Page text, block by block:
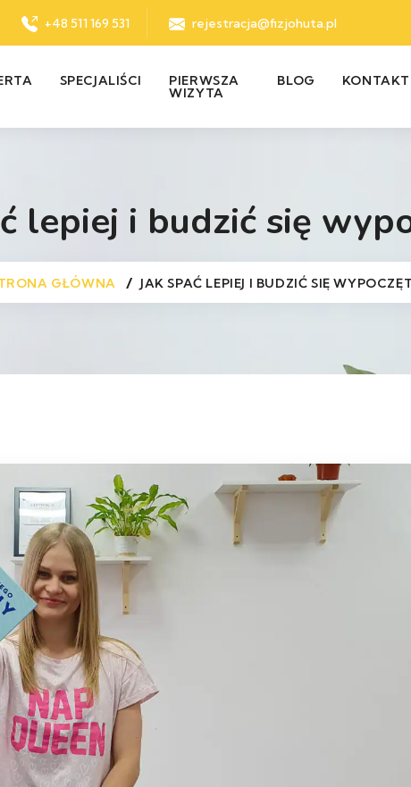
+48 511 169 531 rejestracja@fizjohuta.pl
SPECJALIŚCI PIERWSZA
WIZYTA
BLOG KONTAKT
lepiej i budzić się
GŁÓWNA JAK SPAĆ LEPIEJ I BUDZIĆ SIĘ